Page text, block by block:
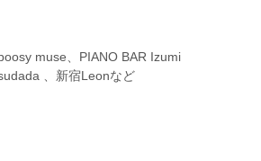
muse、PIANO BAR Izumi
、新宿Leonなど